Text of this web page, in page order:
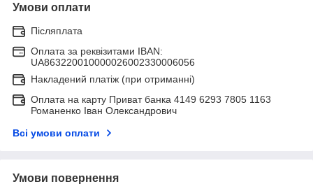
Умови оплати
Післяплата
Оплата за реквізитами IBAN:
UA863220010000026002330006056
Накладений платіж (при отриманні)
Оплата на карту Приват банка 4149 6293 7805 1163
Романенко Іван Олександрович
Всі умови оплати
Умови повернення